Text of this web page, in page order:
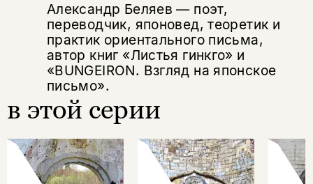
Александр Беляев — поэт,
переводчик, японовед, теоретик и
практик ориентального письма,
автор книг «Листья гинкго» и
«BUNGEIRON. Взгляд на японское
письмо».
в этой серии